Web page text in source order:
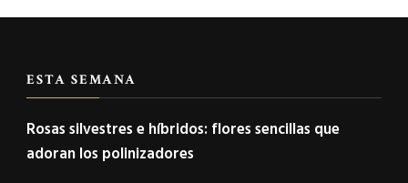
ESTA SEMANA
Rosas silvestres e híbridos: flores sencillas que
adoran los polinizadores